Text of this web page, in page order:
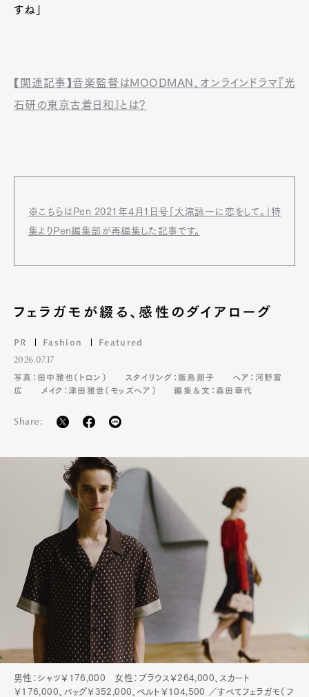
すね」
【関連記事】音楽監督はMOODMAN、オンラインドラマ『光
石研の東京古着日和』とは？
※こちらはPen 2021年4月1日号「大滝詠一に恋をして。」特
集よりPen編集部が再編集した記事です。
フェラガモが綴る、感性のダイアローグ
PR Fashion Featured
2026.07.17
写真：田中雅也（トロン）
スタイリング：飯島朋子
ヘア：河野富
広
メイク：津田雅世（モッズヘア） 編集＆文：森田華代
Share:
男性：シャツ￥176,000 女性：ブラウス￥264,000、スカート
￥176,000、バッグ￥352,000、ベルト￥104,500 ／すべてフェラガモ（フ